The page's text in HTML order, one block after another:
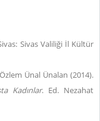
Sivas Valiliği İl Kültür
Ünal Ünalan (2014).
Kadınlar. Ed. Nezahat